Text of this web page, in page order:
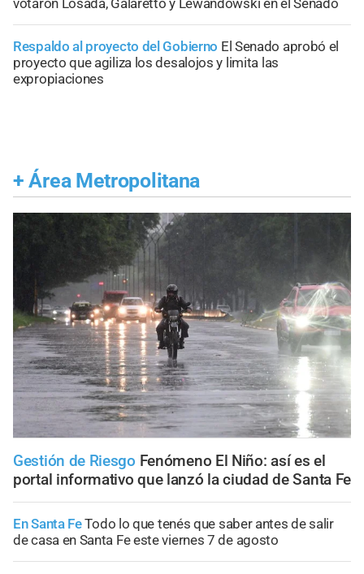
votaron Losada, Galaretto y Lewandowski en el Senado
Respaldo al proyecto del Gobierno El Senado aprobó el
proyecto que agiliza los desalojos y limita las
expropiaciones
+ Área Metropolitana
Gestión de Riesgo Fenómeno El Niño: así es el
portal informativo que lanzó la ciudad de Santa Fe
En Santa FeTodo lo que tenés que saber antes de salir
de casa en Santa Fe este viernes 7 de agosto